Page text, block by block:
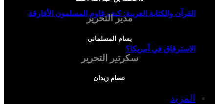
القرآن والكتابة العربية: كيف قاوم المسلمون الأفارقة
الاسترقاق في أمريكا؟
المزيد
مدير التحرير
بسام المسلماني
سكرتير التحرير
عصام زيدان